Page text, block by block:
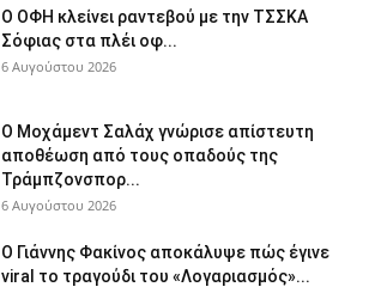
Ο ΟΦΗ κλείνει ραντεβού με την ΤΣΣΚΑ
Σόφιας στα πλέι οφ...
6 Αυγούστου 2026
Ο Μοχάμεντ Σαλάχ γνώρισε απίστευτη
αποθέωση από τους οπαδούς της
Τράμπζονσπορ...
6 Αυγούστου 2026
Ο Γιάννης Φακίνος αποκάλυψε πώς έγινε
viral το τραγούδι του «Λογαριασμός»...